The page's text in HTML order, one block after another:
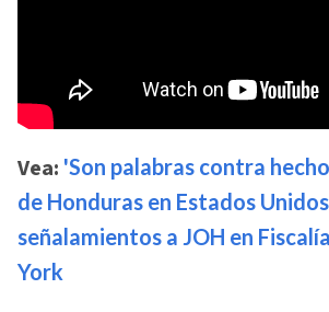
Vea: 'Son palabras contra
de Honduras en Estados
señalamientos a JOH en
York